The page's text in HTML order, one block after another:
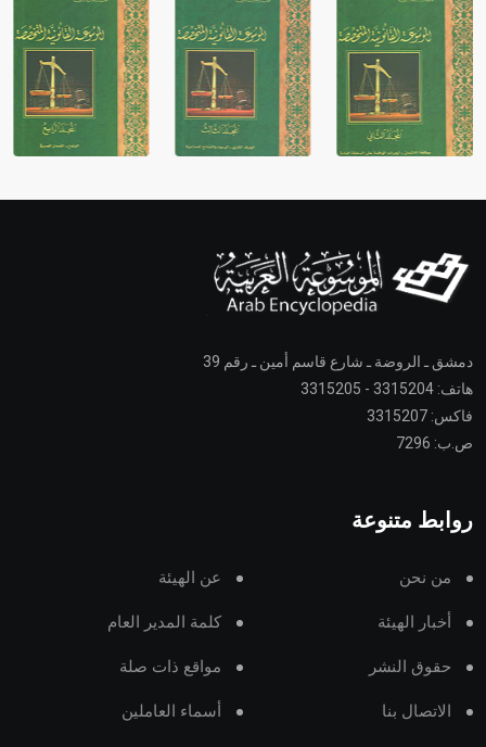
دمشق ـ الروضة ـ شارع قاسم أمين ـ رقم 39
هاتف: 3315204 - 3315205
فاكس: 3315207
ص.ب: 7296
روابط متنوعة
من نحن عن الهيئة
أخبار الهيئة كلمة المدير العام
حقوق النشر مواقع ذات صلة
الاتصال بنا أسماء العاملين